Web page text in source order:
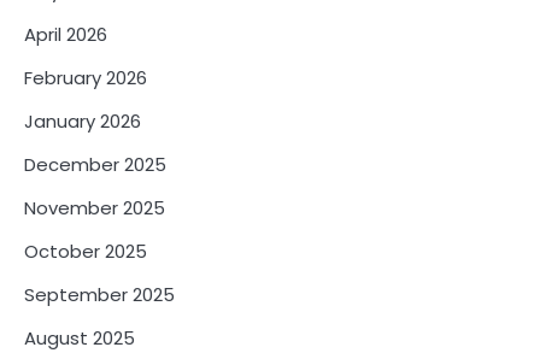
April 2026
February 2026
January 2026
December 2025
November 2025
October 2025
September 2025
August 2025